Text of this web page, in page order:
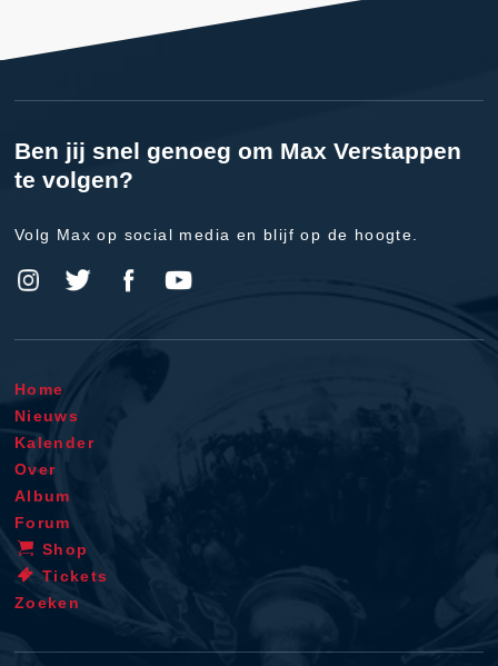
Ben jij snel genoeg om Max Verstappen
te volgen?
Volg Max op social media en blijf op de hoogte.
Home
Nieuws
Kalender
Over
Album
Forum
Shop
Tickets
Zoeken